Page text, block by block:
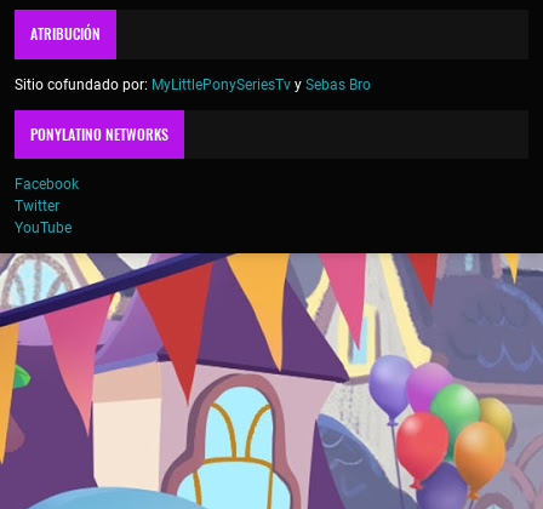
ATRIBUCIÓN
Sitio cofundado por: MyLittlePonySeriesTv y Sebas Bro
PONYLATINO NETWORKS
Facebook
Twitter
YouTube